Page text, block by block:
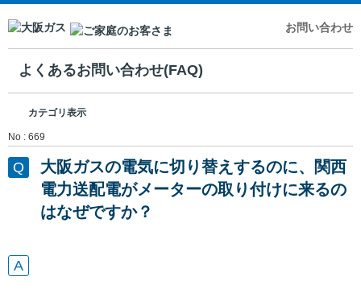
お問い合わせ
よくあるお問い合わせ(FAQ)
カテゴリ表示
No : 669
大阪ガスの電気に切り替えするのに、関西
電力送配電がメーターの取り付けに来るの
はなぜですか？